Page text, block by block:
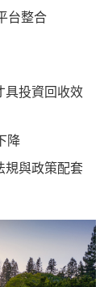
台整合
具投資回收效
降
規與政策配套